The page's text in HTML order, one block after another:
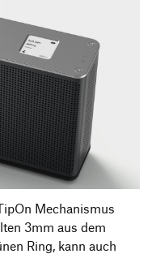
Mechanismus
3mm aus dem
Ring, kann auch